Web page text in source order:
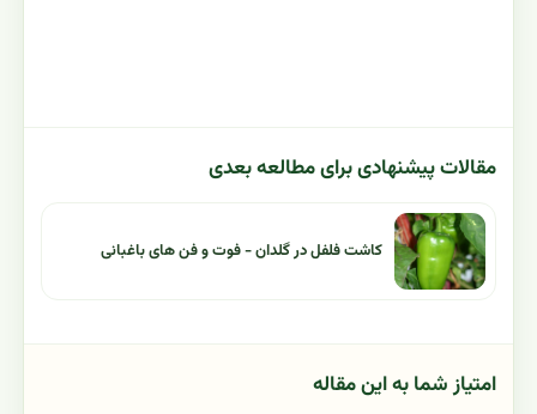
مقالات پیشنهادی برای مطالعه بعدی
کاشت فلفل در گلدان - فوت و فن های باغبانی
امتیاز شما به این مقاله